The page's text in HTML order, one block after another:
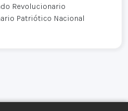
Revolucionario
Patriótico Nacional